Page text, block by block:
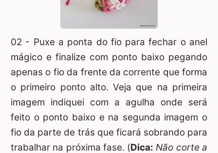
02 - Puxe a ponta do fio para fechar o anel
mágico e finalize com ponto baixo pegando
apenas o fio da frente da corrente que forma
o primeiro ponto alto. Veja que na primeira
imagem indiquei com a agulha onde será
feito o ponto baixo e na segunda imagem o
fio da parte de trás que ficará sobrando para
trabalhar na próxima fase. (Dica: Não corte a